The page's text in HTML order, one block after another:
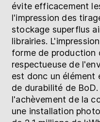
évite efficacement
l'impression des
stockage superflus
librairies.
forme de production
respectueuse de
est donc un élément
de durabilité de
l'achèvement de la
une installation